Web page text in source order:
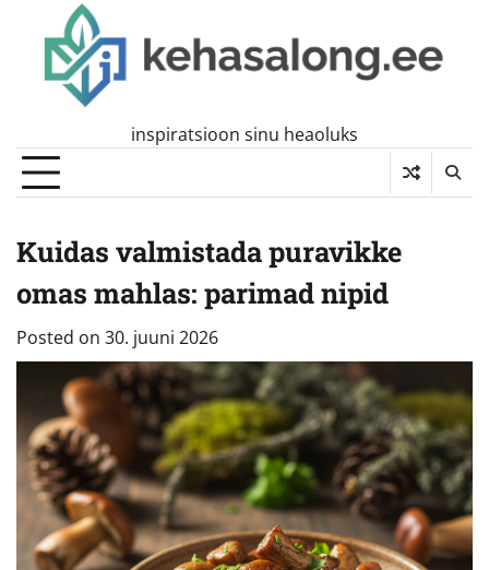
content
inspiratsioon sinu heaoluks
Kuidas valmistada puravikke
omas mahlas: parimad nipid
Posted on 30. juuni 2026